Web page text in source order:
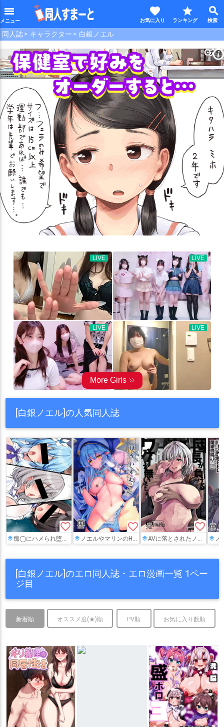
menu search
star
favorite
同人誌 キャラクター 白銀ノエル
[白銀ノエル]の人気同人誌
favorite_border
痴◯にハメられ堕ちていくホ◯ライブ学◯生のスケベ漫画のようなもの
favorite_border
ノエルやマリンのHなボディイラストや、ラミィがバニコスでHしてるイラストなどが見れちゃうフルカラーイラスト本!!
favorite_border
AVに落とされたノエル団長はイラマされたりおっぱいを揉みしだかれて…モブおじさん達にハメられまくってしまう!! ノエル団長がエ
[白銀ノエル]のエロ同人誌・エロ漫画一覧 1ペー
ジ目
新着順 オススメ度(★)順 PV順 お気に入り数順